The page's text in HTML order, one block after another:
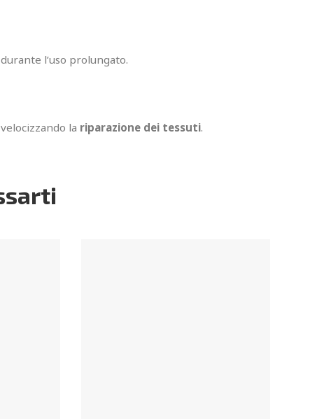
l’uso prolungato.
la riparazione dei tessuti.